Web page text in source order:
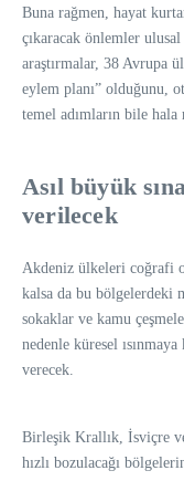
Buna rağmen, hayat
çıkaracak önlemler
araştırmalar, 38 Avrupa
eylem planı” olduğunu,
temel adımların bile
Asıl büyük
verilecek
Akdeniz ülkeleri coğrafi
kalsa da bu bölgelerdeki
sokaklar ve kamu
nedenle küresel
verecek.
Birleşik Krallık, İsviçre
hızlı bozulacağı